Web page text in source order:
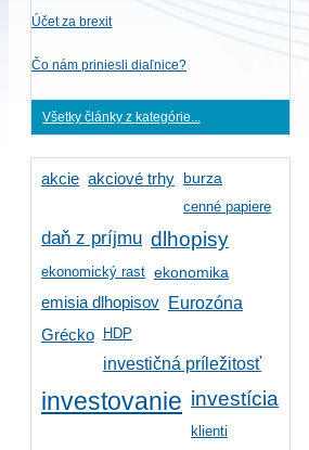
Účet za brexit
Čo nám priniesli diaľnice?
Všetky články z kategórie...
akcie akciové trhy burza
cenné papiere
daň z príjmu dlhopisy
ekonomický rast ekonomika
emisia dlhopisov
Eurozóna
Grécko HDP
investičná príležitosť
investovanie investícia
klienti